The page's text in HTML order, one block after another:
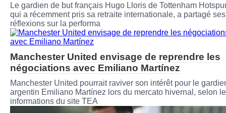
Le gardien de but français Hugo Lloris de Tottenham
qui a récemment pris sa retraite internationale, a partagé ses
réflexions sur la performa
Manchester United envisage de reprendre les
négociations avec Emiliano Martínez
Manchester United pourrait raviver son intérêt pour le
argentin Emiliano Martínez lors du mercato hivernal, selon
informations du site TEA